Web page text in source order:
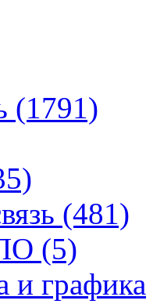
(1791)
(481)
(5)
и